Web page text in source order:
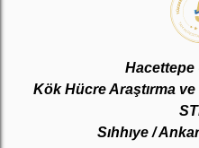
Kök Hücre Araştırma
Sıhhıye /